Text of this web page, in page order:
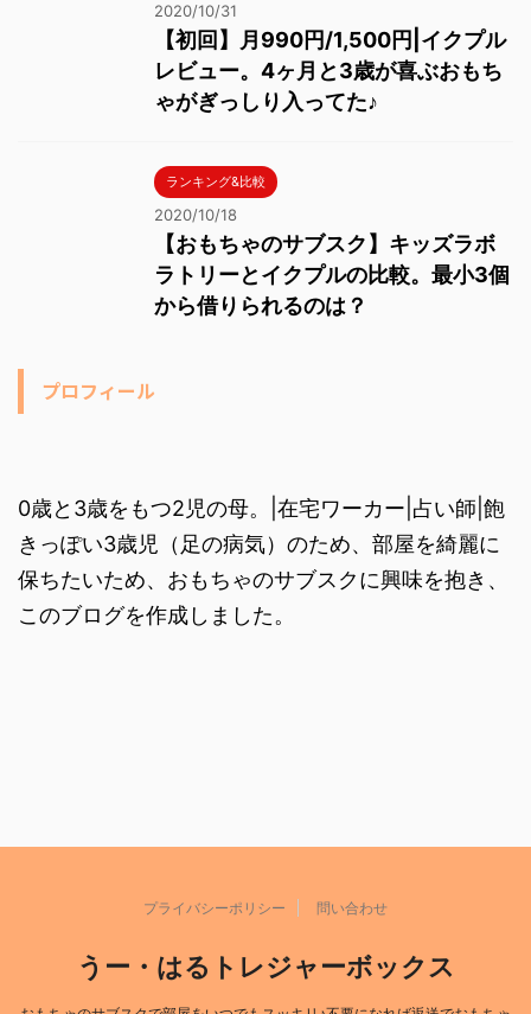
2020/10/31
【初回】月990円/1,500円|イクプル
レビュー。4ヶ月と3歳が喜ぶおもち
ゃがぎっしり入ってた♪
ランキング&比較
2020/10/18
【おもちゃのサブスク】キッズラボ
ラトリーとイクプルの比較。最小3個
から借りられるのは？
プロフィール
0歳と3歳をもつ2児の母。|在宅ワーカー|占い師|飽
きっぽい3歳児（足の病気）のため、部屋を綺麗に
保ちたいため、おもちゃのサブスクに興味を抱き、
このブログを作成しました。
プライバシーポリシー 問い合わせ
うー・はるトレジャーボックス